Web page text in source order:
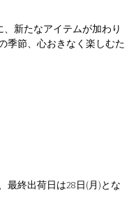
新たなアイテムが加わり
季節、心おきなく楽しむた
最終出荷日は28日(月)とな